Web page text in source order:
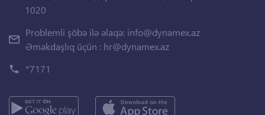
1020
Problemli şöbə ilə əlaqə: info@dynamex.az
Əməkdaşlıq üçün : hr@dynamex.az
*7171